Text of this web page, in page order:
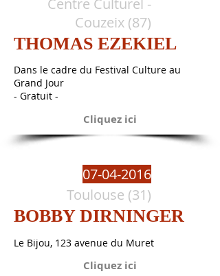
Couzeix (87)
THOMAS EZEKIEL
Dans le cadre du Festival Culture au
Grand Jour
- Gratuit -
Cliquez ici
07-04-2016
Toulouse (31)
BOBBY DIRNINGER
Le Bijou, 123 avenue du Muret
Cliquez ici